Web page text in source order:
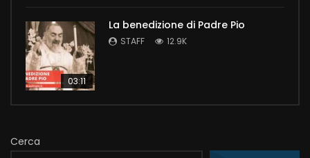
03:11
La benedizione di Padre Pio
STAFF 12.9K
Cerca